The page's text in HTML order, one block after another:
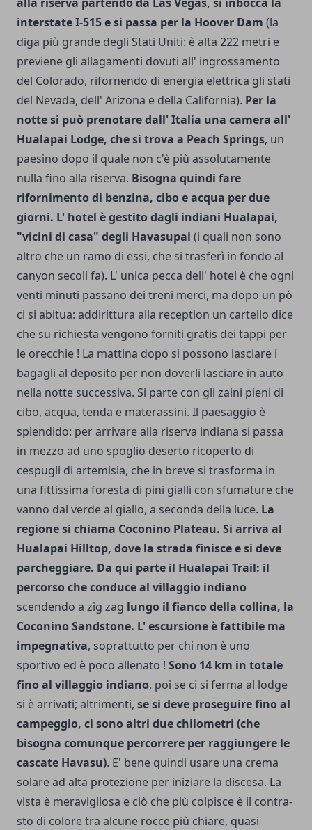
interstate I-515 e si passa per la Hoover Dam (la
diga più gran­de degli Stati Uniti: è alta 222 metri e
previene gli allagamenti dovu­ti all' ingrossamento
del Colorado, rifornendo di energia elettrica gli stati
del Nevada, dell' Arizona e della California). Per la
not­te si può prenotare dall' Italia una camera all'
Hualapai Lodge, che si trova a Peach Springs, un
paesino dopo il quale non c'è più assolutamente
nulla fino alla riserva. Bisogna quindi fare
rifornimento di benzina, cibo e acqua per due
giorni. L' hotel è gestito dagli indiani Hualapai,
"vicini di casa" degli Havasupai (i quali non sono
altro che un ramo di essi, che si trasferì in fondo al
canyon secoli fa). L' unica pecca dell' hotel è che ogni
venti minuti passano dei treni merci, ma dopo un pò
ci si abitua: addirittura alla reception un cartello dice
che su richie­sta vengono forniti gratis dei tappi per
le orecchie ! La mattina dopo si possono lasciare i
bagagli al deposito per non doverli lascia­re in auto
nella notte successiva. Si parte con gli zaini pieni di
cibo, acqua, tenda e materassini. Il paesaggio è
splendido: per arrivare alla riserva indiana si passa
in mezzo ad uno spoglio deserto ricoperto di
cespugli di artemisia, che in breve si trasforma in
una fittissima foresta di pini gialli con sfumature che
vanno dal verde al giallo, a seconda della luce. La
regione si chiama Coconino Plateau. Si arriva al
Hualapai Hilltop, dove la strada finisce e si deve
parcheggiare. Da qui parte il Hualapai Trail: il
percorso che conduce al villag­gio indiano
scendendo a zig zag lungo il fianco della collina, la
Coconino Sandstone. L' escursione è fattibile ma
impegnativa, soprattutto per chi non è uno
sportivo ed è poco allenato ! Sono 14 km in totale
fino al villaggio indiano, poi se ci si ferma al lodge
si è arrivati; altrimenti, se si deve proseguire fino al
campeggio, ci sono altri due chilometri (che
bisogna co­munque percorrere per raggiungere le
cascate Havasu). E' bene quindi usare una crema
solare ad alta protezione per iniziare la discesa. La
vista è meravigliosa e ciò che più colpisce è il contra­
sto di colore tra alcune rocce più chiare, quasi